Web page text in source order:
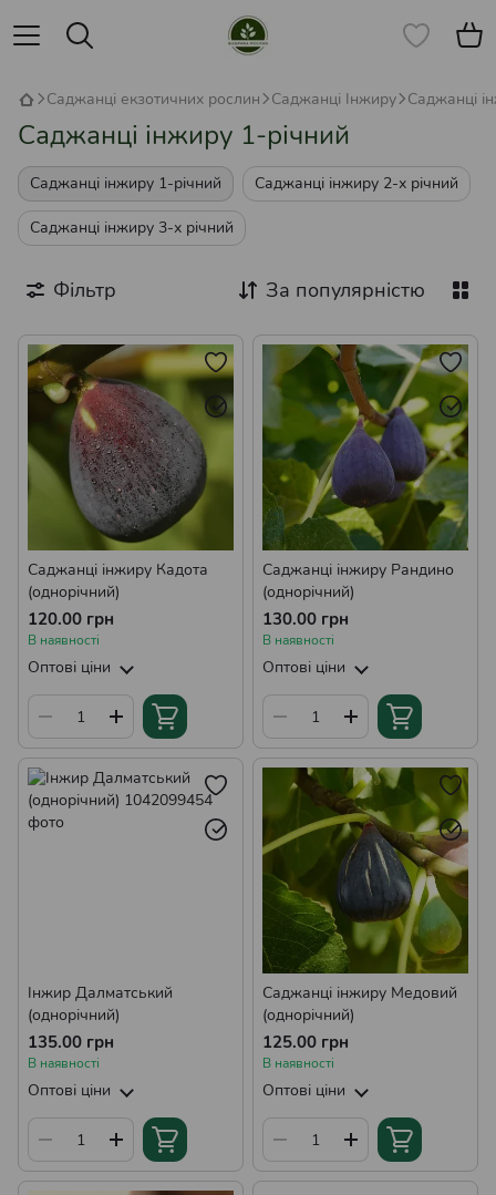
Саджанці екзотичних рослин Саджанці Інжиру Саджанці
Саджанці інжиру 1-річний
Саджанці інжиру 1-річний Саджанці інжиру 2-х річний
Саджанці інжиру 3-х річний
Фільтр За популярністю
Саджанці інжиру Кадота
(однорічний)
120.00 грн
В наявності
Оптові ціни
Саджанці інжиру Рандино
(однорічний)
130.00 грн
В наявності
Оптові ціни
Інжир Далматський
(однорічний)
135.00 грн
В наявності
Оптові ціни
Саджанці інжиру Медовий
(однорічний)
125.00 грн
В наявності
Оптові ціни